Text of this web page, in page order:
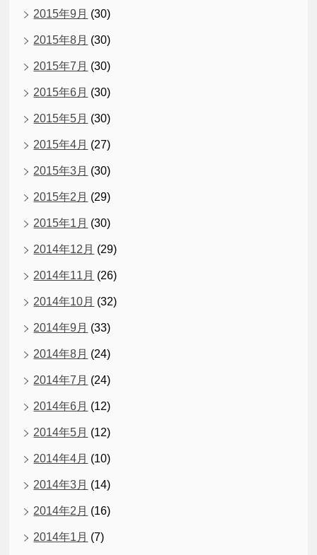
2015年9月 (30)
2015年8月 (30)
2015年7月 (30)
2015年6月 (30)
2015年5月 (30)
2015年4月 (27)
2015年3月 (30)
2015年2月 (29)
2015年1月 (30)
2014年12月 (29)
2014年11月 (26)
2014年10月 (32)
2014年9月 (33)
2014年8月 (24)
2014年7月 (24)
2014年6月 (12)
2014年5月 (12)
2014年4月 (10)
2014年3月 (14)
2014年2月 (16)
2014年1月 (7)